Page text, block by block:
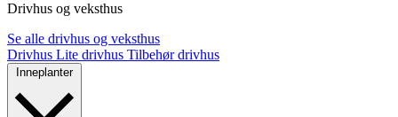
Drivhus og veksthus
Se alle drivhus og veksthus
Drivhus Lite drivhus Tilbehør drivhus
Inneplanter